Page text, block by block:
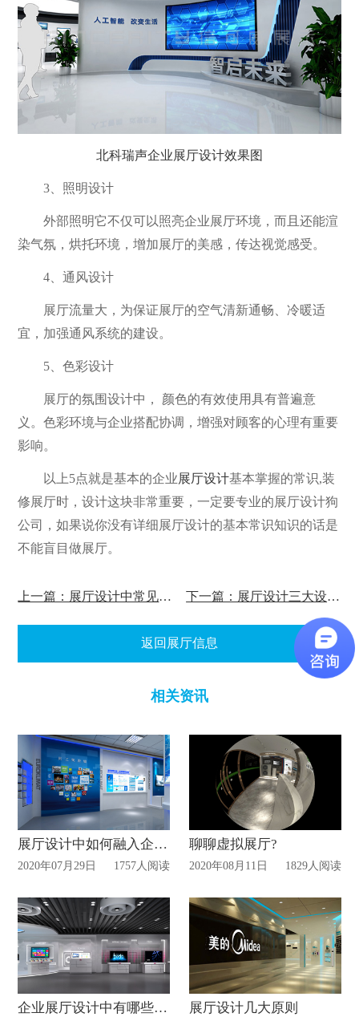
北科瑞声企业展厅设计效果图
3、照明设计
外部照明它不仅可以照亮企业展厅环境，而且还能渲
染气氛，烘托环境，增加展厅的美感，传达视觉感受。
4、通风设计
展厅流量大，为保证展厅的空气清新通畅、冷暖适
宜，加强通风系统的建设。
5、色彩设计
展厅的氛围设计中， 颜色的有效使用具有普遍意
义。色彩环境与企业搭配协调，增强对顾客的心理有重要
影响。
以上5点就是基本的企业展厅设计基本掌握的常识,装
修展厅时，设计这块非常重要，一定要专业的展厅设计狗
公司，如果说你没有详细展厅设计的基本常识知识的话是
不能盲目做展厅。
上一篇：展厅设计中常见的材料 下一篇：展厅设计三大设计风格
返回展厅信息
相关资讯
展厅设计中如何融入企业文化?
2020年07月29日 1757人阅读
聊聊虚拟展厅?
2020年08月11日 1829人阅读
企业展厅设计中有哪些展示方法？ 展厅设计几大原则